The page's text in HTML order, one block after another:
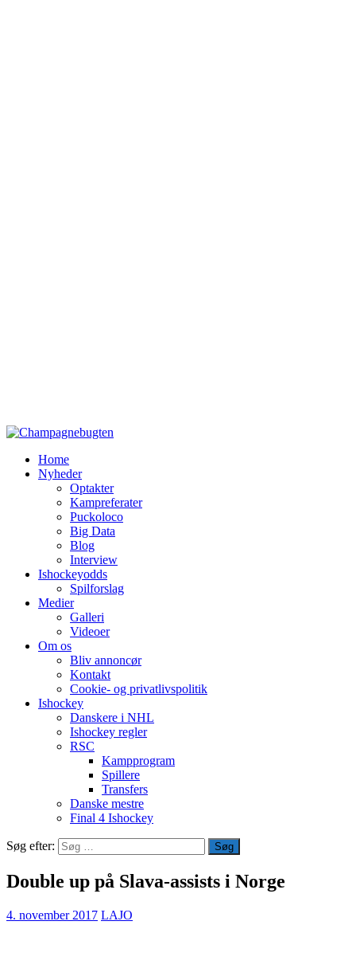
Home
Nyheder
Optakter
Kampreferater
Puckoloco
Big Data
Blog
Interview
Ishockeyodds
Spilforslag
Medier
Galleri
Videoer
Om os
Bliv annoncør
Kontakt
Cookie- og privatlivspolitik
Ishockey
Danskere i NHL
Ishockey regler
RSC
Kampprogram
Spillere
Transfers
Danske mestre
Final 4 Ishockey
Søg efter:
Double up på Slava-assists i Norge
4. november 2017 LAJO